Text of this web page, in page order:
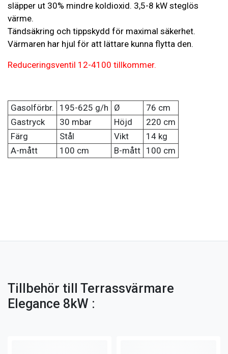
släpper ut 30% mindre koldioxid. 3,5-8 kW steglös
värme.
Tändsäkring och tippskydd för maximal säkerhet.
Värmaren har hjul för att lättare kunna flytta den.
Reduceringsventil 12-4100 tillkommer.
Gasolförbr. 195-625 g/h Ø
76 cm
Gastryck
30 mbar Höjd
220 cm
Färg
Stål Vikt
14 kg
A-mått
100 cm B-mått 100 cm
Tillbehör till Terrassvärmare
Elegance 8kW :